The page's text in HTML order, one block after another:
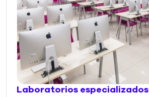
Laboratorios especializados